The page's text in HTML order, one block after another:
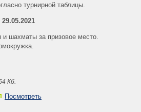
турнирной таблицы.
и шахматы за призовое место.
Кб.
Посмотреть